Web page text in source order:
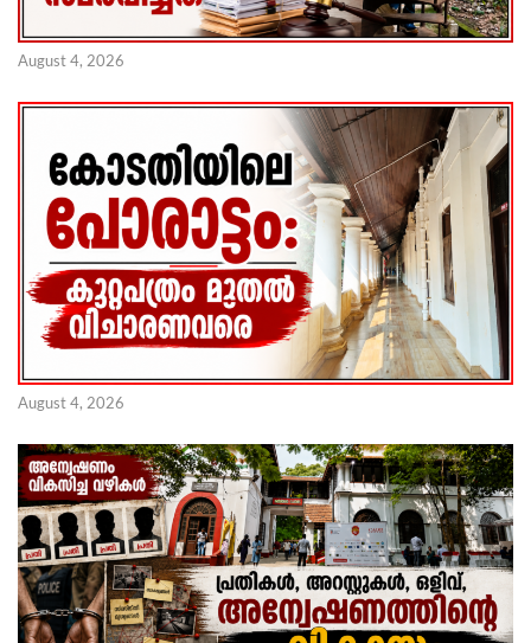
August 4, 2026
August 4, 2026